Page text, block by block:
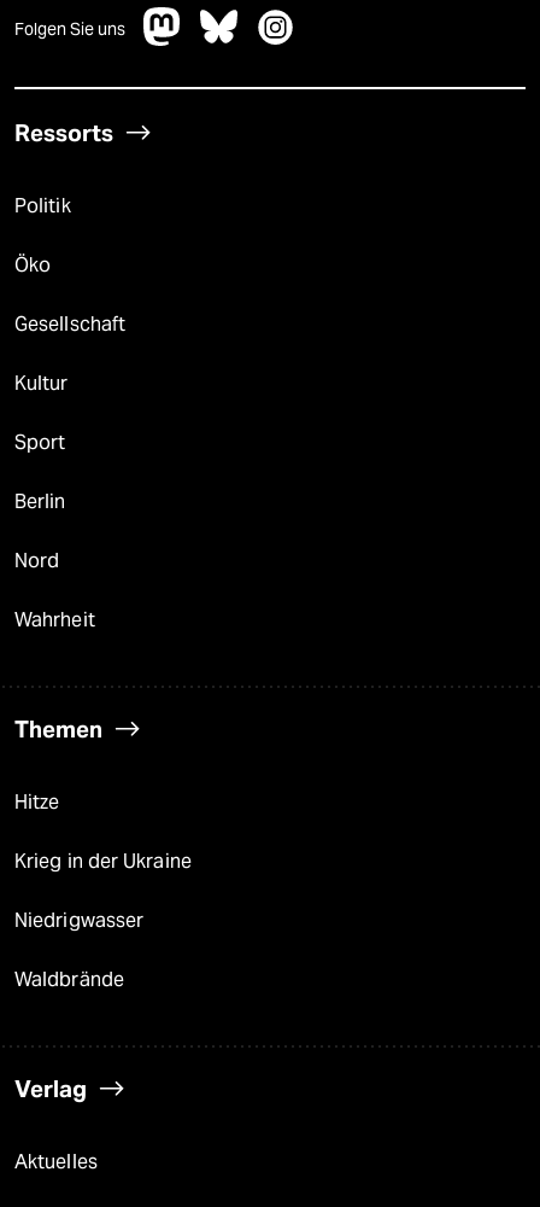
Folgen Sie uns
Ressorts
Politik
Öko
Gesellschaft
Kultur
Sport
Berlin
Nord
Wahrheit
Themen
Hitze
Krieg in der Ukraine
Niedrigwasser
Waldbrände
Verlag
Aktuelles